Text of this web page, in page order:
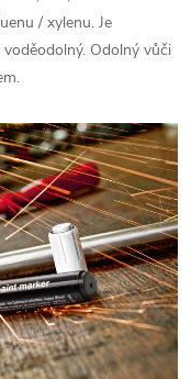
/ xylenu. Je
Odolný vůči